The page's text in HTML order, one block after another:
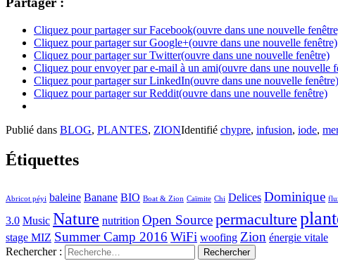
Cliquez pour partager sur Facebook(ouvre dans une nouvelle
Cliquez pour partager sur Google+(ouvre dans une nouvelle fenêtre)
Cliquez pour partager sur Twitter(ouvre dans une nouvelle fenêtre)
Cliquez pour envoyer par e-mail à un ami(ouvre dans une nouvelle
Cliquez pour partager sur LinkedIn(ouvre dans une nouvelle fenêtre)
Cliquez pour partager sur Reddit(ouvre dans une nouvelle fenêtre)
Publié dans BLOG, PLANTES, ZIONIdentifié chypre, infusion, iode, mer
Étiquettes
Abricot péyi baleine Banane BIO Boat & Zion Caïmite Chi Delices Dominique
3.0 Music Nature nutrition Open Sourcepermaculture
stage MIZ Summer Camp 2016 WiFi woofing Zion énergie vitale
Rechercher :